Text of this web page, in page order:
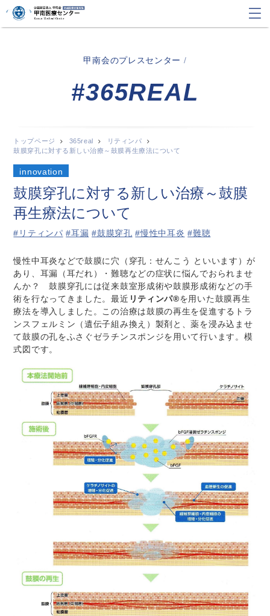
甲南会のプレスセンター /
#365REAL
トップページ 365real
リティンパ
鼓膜穿孔に対する新しい治療～鼓膜再生療法について
innovation
鼓膜穿孔に対する新しい治療～鼓膜
再生療法について
#リティンパ #耳漏 #鼓膜穿孔 #慢性中耳炎 #難聴
慢性中耳炎などで鼓膜に穴（穿孔：せんこう といいます）が
あり、耳漏（耳だれ）・難聴などの症状に悩んでおられませ
んか？ 鼓膜穿孔には従来鼓室形成術や鼓膜形成術などの手
術を行なってきました。最近 リティンパ®を用いた鼓膜再生
療法を導入しました。この治療は鼓膜の再生を促進するトラ
ンスフェルミン（遺伝子組み換え）製剤と、薬を浸み込ませ
て鼓膜の孔をふさぐゼラチンスポンジを用いて行います。模
式図です。